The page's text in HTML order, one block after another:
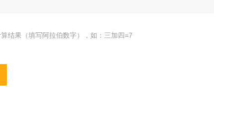
结果（填写阿拉伯数字），如：三加四=7